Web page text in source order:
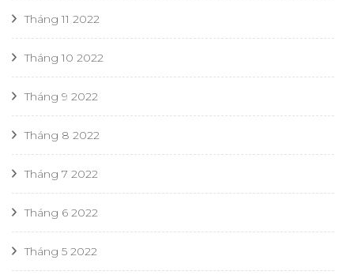
Tháng 11 2022
Tháng 10 2022
Tháng 9 2022
Tháng 8 2022
Tháng 7 2022
Tháng 6 2022
Tháng 5 2022